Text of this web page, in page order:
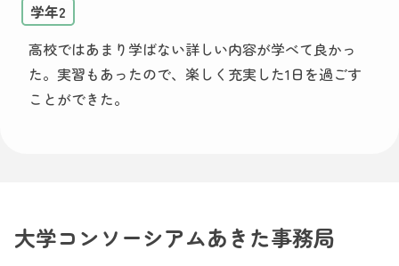
学年2
高校ではあまり学ばない詳しい内容が学べて良かっ
た。実習もあったので、楽しく充実した1日を過ごす
ことができた。
大学コンソーシアムあきた事務局